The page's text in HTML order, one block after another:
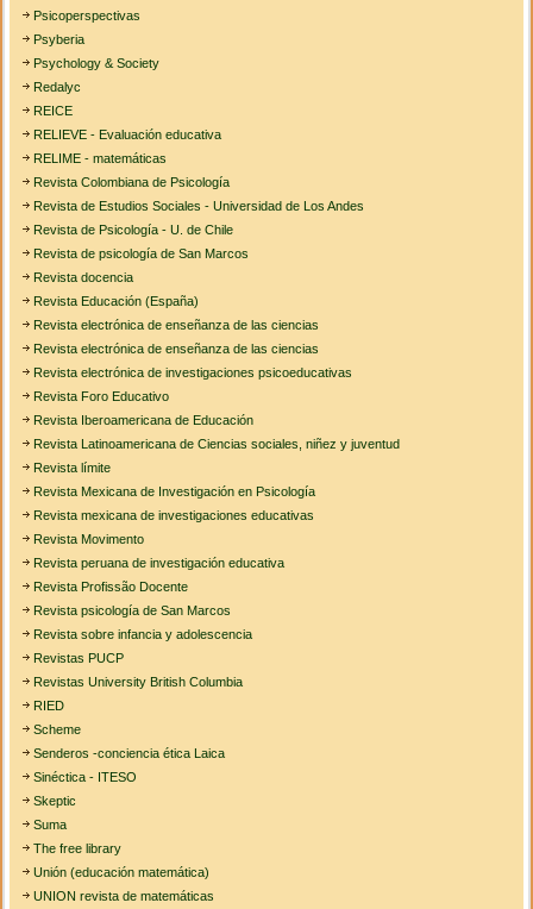
Psicoperspectivas
Psyberia
Psychology & Society
Redalyc
REICE
RELIEVE - Evaluación educativa
RELIME - matemáticas
Revista Colombiana de Psicología
Revista de Estudios Sociales - Universidad de Los Andes
Revista de Psicología - U. de Chile
Revista de psicología de San Marcos
Revista docencia
Revista Educación (España)
Revista electrónica de enseñanza de las ciencias
Revista electrónica de enseñanza de las ciencias
Revista electrónica de investigaciones psicoeducativas
Revista Foro Educativo
Revista Iberoamericana de Educación
Revista Latinoamericana de Ciencias sociales, niñez y juventud
Revista límite
Revista Mexicana de Investigación en Psicología
Revista mexicana de investigaciones educativas
Revista Movimento
Revista peruana de investigación educativa
Revista Profissão Docente
Revista psicología de San Marcos
Revista sobre infancia y adolescencia
Revistas PUCP
Revistas University British Columbia
RIED
Scheme
Senderos -conciencia ética Laica
Sinéctica - ITESO
Skeptic
Suma
The free library
Unión (educación matemática)
UNION revista de matemáticas